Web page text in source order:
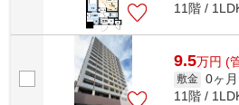
11階 /
9.5万円 (
敷金 0ヶ月
11階 /